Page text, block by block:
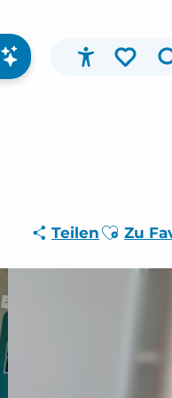
Teilen Ajouter
Zu